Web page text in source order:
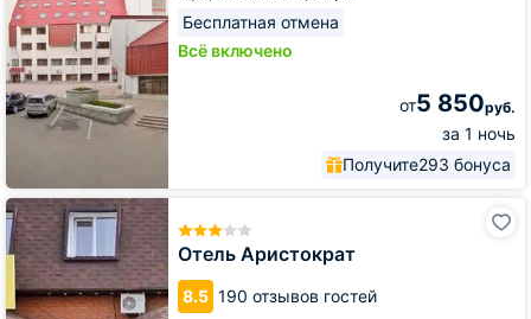
Бесплатная отмена
Всё включено
от5 850руб.
за 1 ночь
Получите293 бонуса
Отель Аристократ
8.5 190 отзывов гостей
Отель
Аристократ